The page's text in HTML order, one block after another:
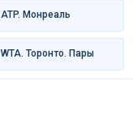
ATP. Монреаль
WTA. Торонто. Пары